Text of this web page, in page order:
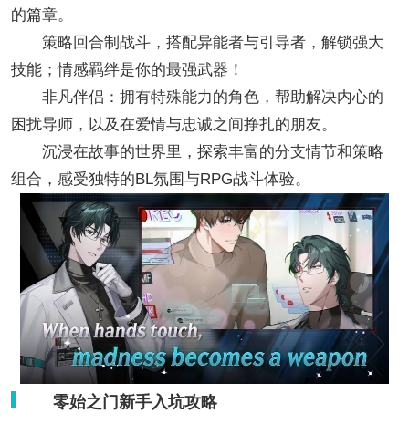
的篇章。
策略回合制战斗，搭配异能者与引导者，解锁强大
技能；情感羁绊是你的最强武器！
非凡伴侣：拥有特殊能力的角色，帮助解决内心的
困扰导师，以及在爱情与忠诚之间挣扎的朋友。
沉浸在故事的世界里，探索丰富的分支情节和策略
组合，感受独特的BL氛围与RPG战斗体验。
零始之门新手入坑攻略